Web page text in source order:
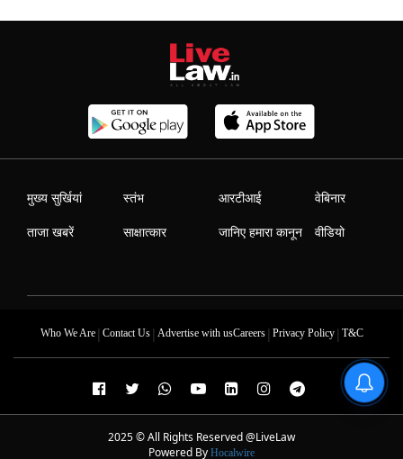
मुख्य सुर्खियां
ताजा खबरें
स्तंभ
साक्षात्कार
आरटीआई
जानिए हमारा कानून
वेबिनार
वीडियो
Who We Are| Contact Us| Advertise with usCareers| Privacy Policy| T&C
2025 © All Rights Reserved @LiveLaw
Powered By Hocalwire